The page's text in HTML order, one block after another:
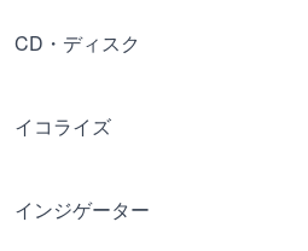
CD・ディスク
イコライズ
インジゲーター